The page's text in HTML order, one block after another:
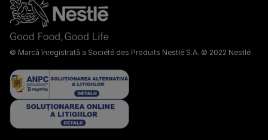
© Marcă înregistrată a Société des Produits Nestlé S.A. © 2022 Nestlé